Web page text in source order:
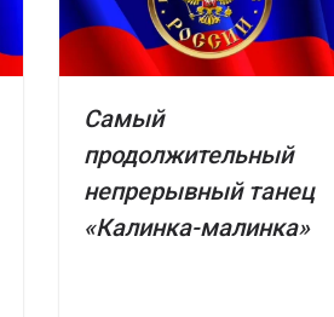
Самый
продолжительный
непрерывный танец
«Калинка-малинка»